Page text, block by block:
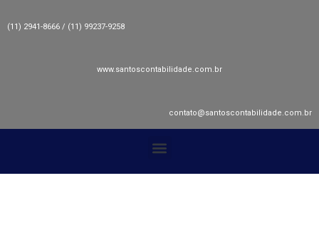
(11) 2941-8666 / (11) 99237-9258
www.santoscontabilidade.com.br
contato@santoscontabilidade.com.br